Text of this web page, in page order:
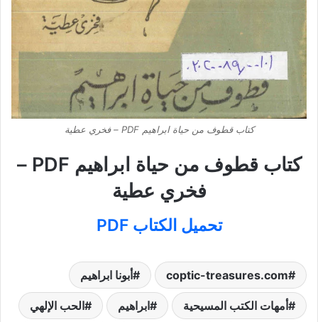
كتاب قطوف من حياة ابراهيم PDF – فخري عطية
كتاب قطوف من حياة ابراهيم PDF –
فخري عطية
تحميل الكتاب PDF
coptic-treasures.com أبونا ابراهيم
أمهات الكتب المسيحية ابراهيم الحب الإلهي